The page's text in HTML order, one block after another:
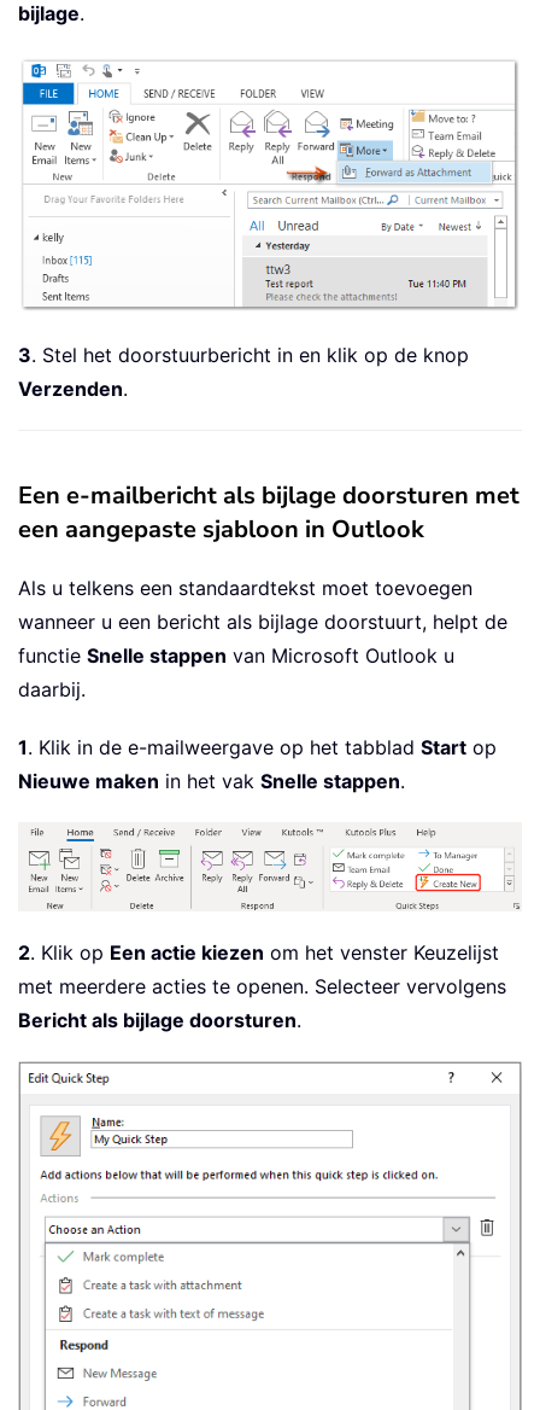
bijlage.
3. Stel het doorstuurbericht in en klik op de knop
Verzenden.
Een e-mailbericht als bijlage doorsturen met
een aangepaste sjabloon in Outlook
Als u telkens een standaardtekst moet toevoegen
wanneer u een bericht als bijlage doorstuurt, helpt de
functie Snelle stappen van Microsoft Outlook u
daarbij.
1. Klik in de e-mailweergave op het tabblad Start op
Nieuwe maken in het vak Snelle stappen.
2. Klik op Een actie kiezen om het venster Keuzelijst
met meerdere acties te openen. Selecteer vervolgens
Bericht als bijlage doorsturen.